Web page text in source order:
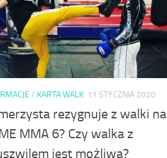
/ KARTA WALK 11 STYCZNIA 2020
rezygnuje z walki na
MMA 6? Czy walka z
jest możliwa?